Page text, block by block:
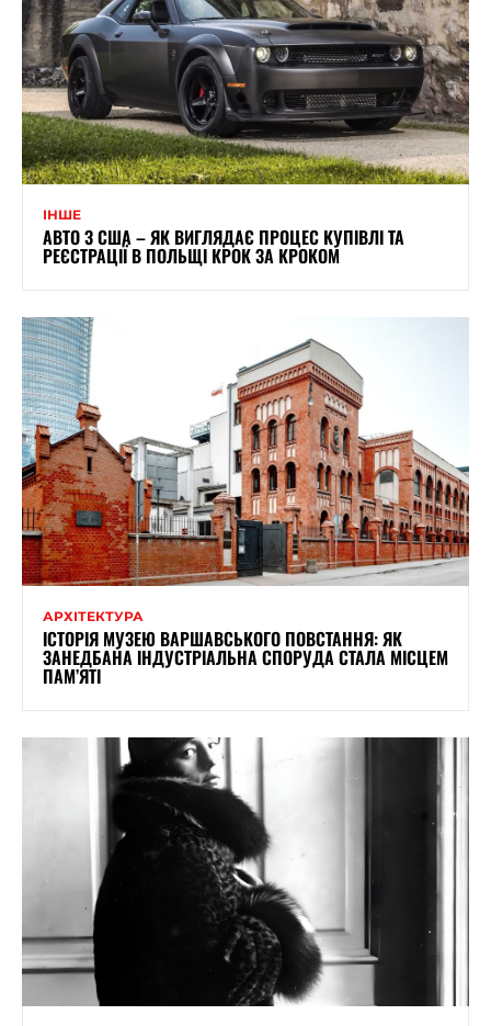
ІНШЕ
АВТО З США – ЯК ВИГЛЯДАЄ ПРОЦЕС КУПІВЛІ ТА
РЕЄСТРАЦІЇ В ПОЛЬЩІ КРОК ЗА КРОКОМ
АРХІТЕКТУРА
ІСТОРІЯ МУЗЕЮ ВАРШАВСЬКОГО ПОВСТАННЯ: ЯК
ЗАНЕДБАНА ІНДУСТРІАЛЬНА СПОРУДА СТАЛА МІСЦЕМ
ПАМ’ЯТІ